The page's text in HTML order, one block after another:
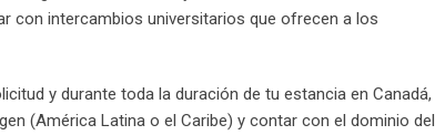
con intercambios universitarios que ofrecen a los
y durante toda la duración de tu estancia en Canadá,
(América Latina o el Caribe) y contar con el dominio del